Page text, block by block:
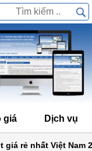
giá Dịch vụ
rẻ nhất Việt Nam